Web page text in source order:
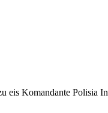
Komandante Polisia